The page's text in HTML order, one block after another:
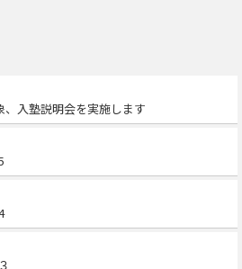
入塾説明会を実施します